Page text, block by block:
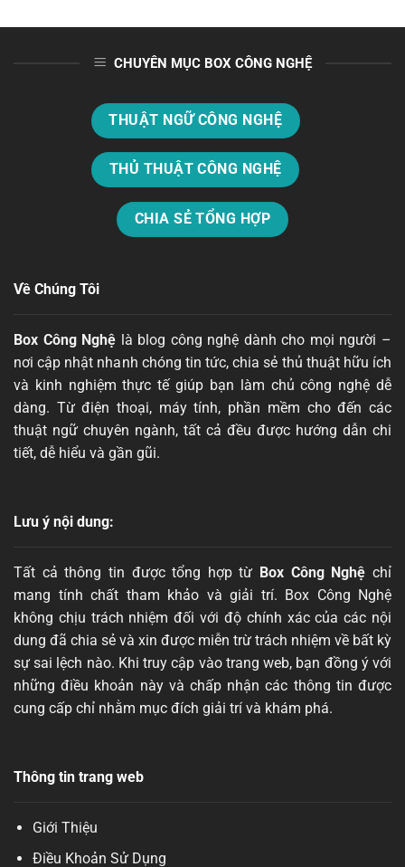
CHUYÊN MỤC BOX CÔNG NGHỆ
THUẬT NGỮ CÔNG NGHỆ
THỦ THUẬT CÔNG NGHỆ
CHIA SẺ TỔNG HỢP
Về Chúng Tôi
Box Công Nghệ là blog công nghệ dành cho mọi người –
nơi cập nhật nhanh chóng tin tức, chia sẻ thủ thuật hữu ích
và kinh nghiệm thực tế giúp bạn làm chủ công nghệ dễ
dàng. Từ điện thoại, máy tính, phần mềm cho đến các
thuật ngữ chuyên ngành, tất cả đều được hướng dẫn chi
tiết, dễ hiểu và gần gũi.
Lưu ý nội dung:
Tất cả thông tin được tổng hợp từ Box Công Nghệ chỉ
mang tính chất tham khảo và giải trí. Box Công Nghệ
không chịu trách nhiệm đối với độ chính xác của các nội
dung đã chia sẻ và xin được miễn trừ trách nhiệm về bất kỳ
sự sai lệch nào. Khi truy cập vào trang web, bạn đồng ý với
những điều khoản này và chấp nhận các thông tin được
cung cấp chỉ nhằm mục đích giải trí và khám phá.
Thông tin trang web
Giới Thiệu
Điều Khoản Sử Dụng